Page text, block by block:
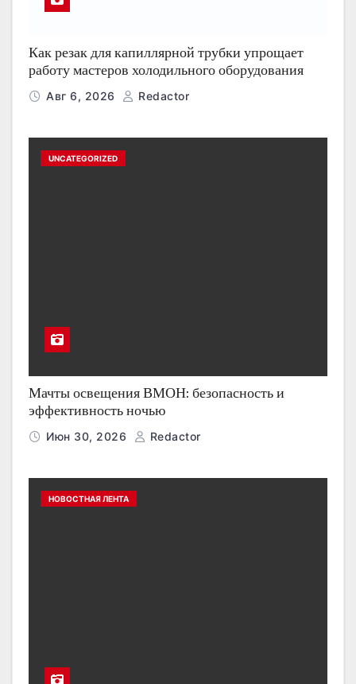
Как резак для капиллярной трубки упрощает
работу мастеров холодильного оборудования
Авг 6, 2026 Redactor
UNCATEGORIZED
Мачты освещения ВМОН: безопасность и
эффективность ночью
Июн 30, 2026 Redactor
НОВОСТНАЯ ЛЕНТА